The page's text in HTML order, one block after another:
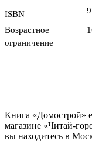
ISBN
Возрастное
ограничение
Книга «Домострой»
магазине «Читай-
вы находитесь в